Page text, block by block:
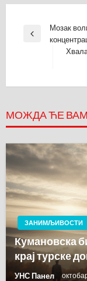
Кретање
чланка
Previous
Мозак
МОЖДА ЋЕ
ЗАНИМЉИВОСТИ
Кумановска
крај турске
УНС Панел